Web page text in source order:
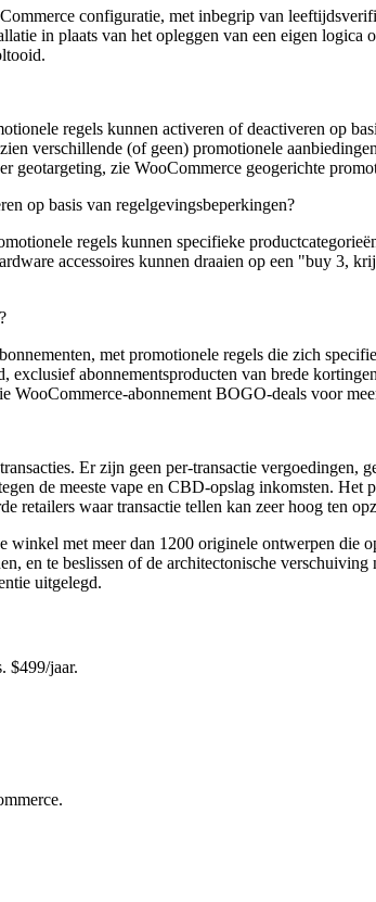
configuratie, met inbegrip van
in plaats van het opleggen van een eigen
regels kunnen activeren of deactiveren op
verschillende (of geen) promotionele
geotargeting, zie WooCommerce geogerichte
op basis van regelgevingsbeperkingen?
regels kunnen specifieke
accessoires kunnen draaien op een "buy 3,
met promotionele regels die zich
abonnementsproducten van brede
abonnement BOGO-deals voor
Er zijn geen per-transactie vergoedingen,
de meeste vape en CBD-opslag inkomsten.
retailers waar transactie tellen kan zeer hoog ten
met meer dan 1200 originele ontwerpen die
en te beslissen of de architectonische
uitgelegd.
$499/jaar.